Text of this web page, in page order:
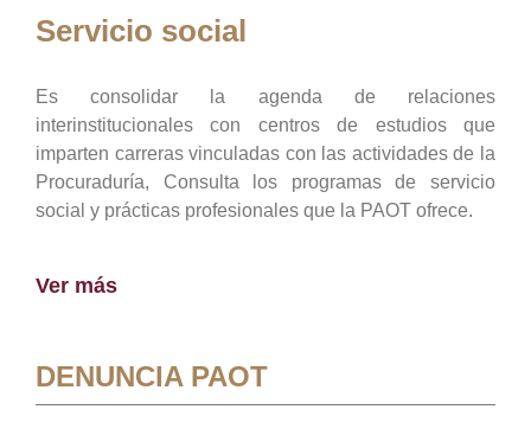
Servicio social
Es consolidar la agenda de relaciones
interinstitucionales con centros de estudios que
imparten carreras vinculadas con las actividades de la
Procuraduría, Consulta los programas de servicio
social y prácticas profesionales que la PAOT ofrece.
Ver más
DENUNCIA PAOT